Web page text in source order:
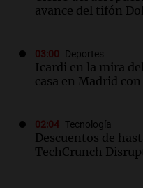
avance del tifón
03:00 Deportes
Icardi en la mira
casa en Madrid
02:04 Tecnología
Descuentos de
TechCrunch